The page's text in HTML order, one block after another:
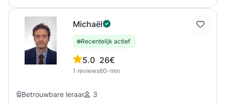
jouw behoeften. Alle niveaus en leeftijden, zowel online als
persoonlijk! Onze lessen worden aangepast aan jouw
wensen. We kunnen ons bezighouden met de
basisgrammatica en woordenschat, of vanaf het
allereerste begin beginnen. En aan de andere kant kunnen
bereiden en om te gaan met meer gecompliceerde
Michaël
Recentelijk actief
5.0
1 reviews
26€
60-min
Betrouwbare leraar 3